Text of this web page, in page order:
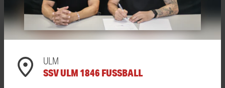
ULM
SSV ULM 1846 FUSSBALL